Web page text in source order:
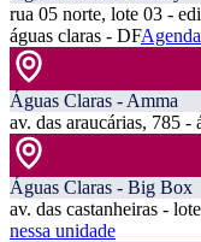
rua 05 norte, lote 03 -
águas claras - DF
Águas Claras - Amma
av. das araucárias, 785 -
Águas Claras - Big Box
av. das castanheiras -
nessa unidade